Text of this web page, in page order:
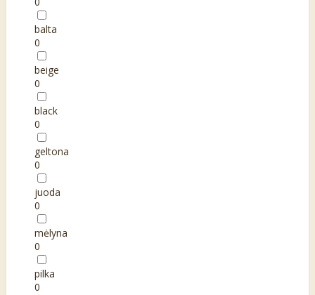
balta
0
beige
0
black
0
geltona
0
juoda
0
mėlyna
0
pilka
0